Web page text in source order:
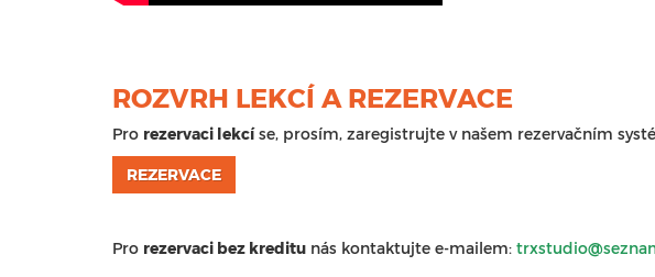
ROZVRH LEKCÍ A REZERVACE
Pro rezervaci lekcíse, prosím, zaregistrujte v našem rezervačním
REZERVACE
Pro rezervaci bez kreditu nás kontaktujte e-mailem: